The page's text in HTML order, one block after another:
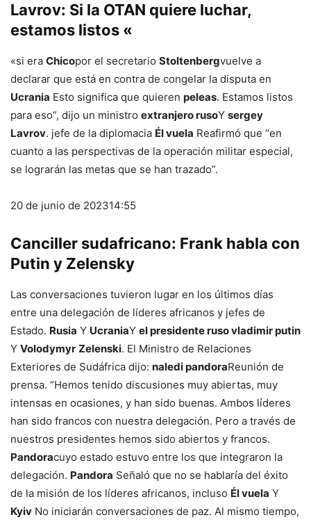
Lavrov: Si la OTAN quiere luchar,
estamos listos «
«si era Chicopor el secretario Stoltenbergvuelve a
declarar que está en contra de congelar la disputa en
Ucrania Esto significa que quieren peleas. Estamos listos
para eso”, dijo un ministro extranjero rusoY sergey
Lavrov. jefe de la diplomacia Él vuela Reafirmó que “en
cuanto a las perspectivas de la operación militar especial,
se lograrán las metas que se han trazado”.
20 de junio de 202314:55
Canciller sudafricano: Frank habla con
Putin y Zelensky
Las conversaciones tuvieron lugar en los últimos días
entre una delegación de líderes africanos y jefes de
Estado. Rusia Y UcraniaY el presidente ruso vladimir putin
Y Volodymyr Zelenski. El Ministro de Relaciones
Exteriores de Sudáfrica dijo: naledi pandoraReunión de
prensa. “Hemos tenido discusiones muy abiertas, muy
intensas en ocasiones, y han sido buenas. Ambos líderes
han sido francos con nuestra delegación. Pero a través de
nuestros presidentes hemos sido abiertos y francos.
Pandoracuyo estado estuvo entre los que integraron la
delegación. Pandora Señaló que no se hablaría del éxito
de la misión de los líderes africanos, incluso Él vuela Y
Kyiv No iniciarán conversaciones de paz. Al mismo tiempo,